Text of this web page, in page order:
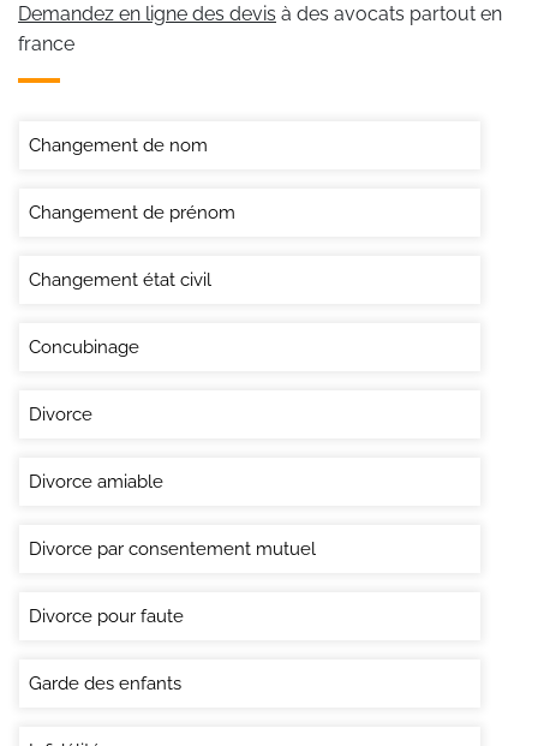
Demandez en ligne des devis à des avocats partout en
france
Changement de nom
Changement de prénom
Changement état civil
Concubinage
Divorce
Divorce amiable
Divorce par consentement mutuel
Divorce pour faute
Garde des enfants